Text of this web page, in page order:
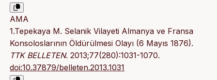
AMA
1.Tepekaya M. Selanik Vilayeti Almanya ve Fransa
Kon­soloslarının Öldürülmesi Olayı (6 Mayıs 1876).
TTK BELLETEN. 2013;77(280):1031-1070.
doi:10.37879/belleten.2013.1031